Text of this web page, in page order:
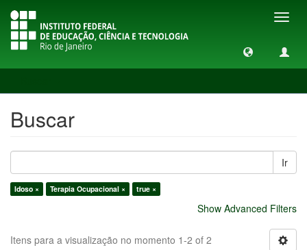
Buscar
Ir
Idoso × Terapia Ocupacional × true ×
Show Advanced Filters
Itens para a visualização no momento 1-2 of 2